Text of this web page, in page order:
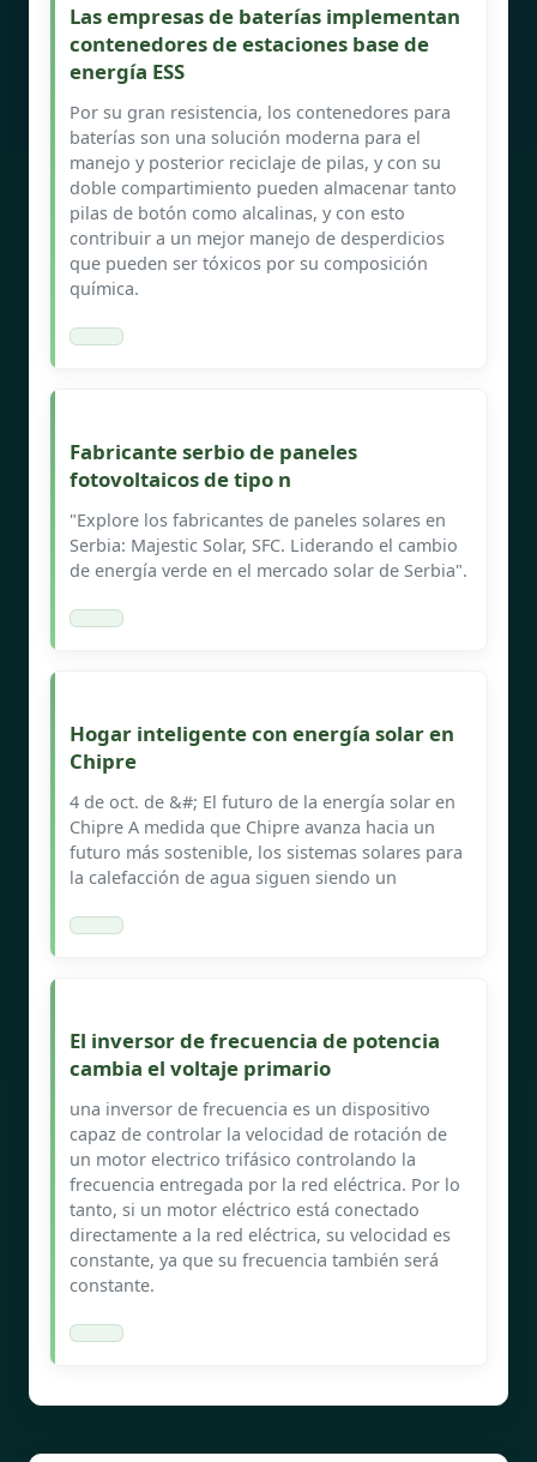
Las empresas de baterías implementan
contenedores de estaciones base de
energía ESS
Por su gran resistencia, los contenedores para
baterías son una solución moderna para el
manejo y posterior reciclaje de pilas, y con su
doble compartimiento pueden almacenar tanto
pilas de botón como alcalinas, y con esto
contribuir a un mejor manejo de desperdicios
que pueden ser tóxicos por su composición
química.
Fabricante serbio de paneles
fotovoltaicos de tipo n
"Explore los fabricantes de paneles solares en
Serbia: Majestic Solar, SFC. Liderando el cambio
de energía verde en el mercado solar de Serbia".
Hogar inteligente con energía solar en
Chipre
4 de oct. de &#; El futuro de la energía solar en
Chipre A medida que Chipre avanza hacia un
futuro más sostenible, los sistemas solares para
la calefacción de agua siguen siendo un
El inversor de frecuencia de potencia
cambia el voltaje primario
una inversor de frecuencia es un dispositivo
capaz de controlar la velocidad de rotación de
un motor electrico trifásico controlando la
frecuencia entregada por la red eléctrica. Por lo
tanto, si un motor eléctrico está conectado
directamente a la red eléctrica, su velocidad es
constante, ya que su frecuencia también será
constante.